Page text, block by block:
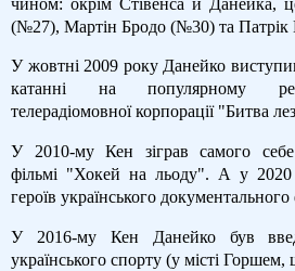
(№27), Мартін Бродо (№30) та
У жовтні 2009 року Данейко
катанні на популярному
телерадіомовної корпорації "Битва
У 2010-му Кен зіграв самого
фільмі "Хокей на льоду". А у 2020
героїв українського
У 2016-му Кен Данейко був
українського спорту (у місті Горшем,